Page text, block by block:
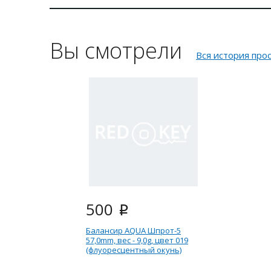
Вы смотрели Вся история
500 i
Балансир AQUA Шпрот-5
57,0mm, вес - 9,0g, цвет 019
(флуоресцентный окунь)